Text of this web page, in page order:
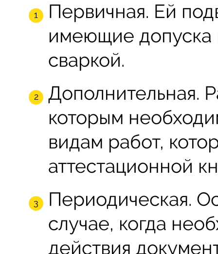
Первичная. Ей
имеющие допуска
сваркой.
Дополнительная.
которым
видам работ,
аттестационной
Периодическая.
случае, когда
действия